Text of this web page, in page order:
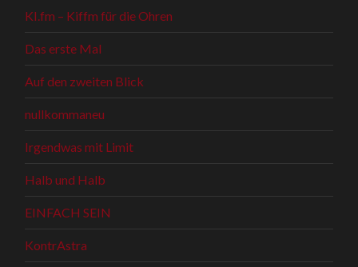
KI.fm – Kiffm für die Ohren
Das erste Mal
Auf den zweiten Blick
nullkommaneu
Irgendwas mit Limit
Halb und Halb
EINFACH SEIN
KontrAstra